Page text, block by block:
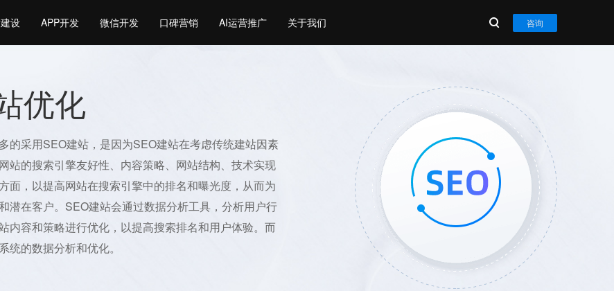
设 APP开发 微信开发 口碑营销 AI运营推广 关于我们 咨询
优化
的采用SEO建站，是因为SEO建站在考虑传统建站因素
站的搜索引擎友好性、内容策略、网站结构、技术实现
面，以提高网站在搜索引擎中的排名和曝光度，从而为
潜在客户。SEO建站会通过数据分析工具，分析用户行
内容和策略进行优化，以提高搜索排名和用户体验。而
统的数据分析和优化。